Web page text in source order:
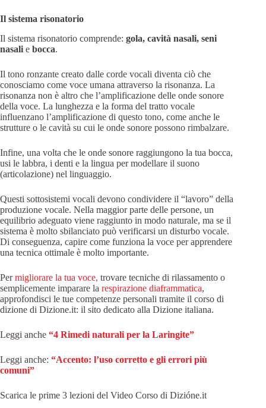
Il sistema risonatorio
Il sistema risonatorio comprende: gola, cavità nasali, seni
nasali e bocca.
Il tono ronzante creato dalle corde vocali diventa ciò che
conosciamo come voce umana attraverso la risonanza. La
risonanza non è altro che l’amplificazione delle onde sonore
della voce. La lunghezza e la forma del tratto vocale
influenzano l’amplificazione di questo tono, come anche le
strutture o le cavità su cui le onde sonore possono rimbalzare.
Infine, una volta che le onde sonore raggiungono la tua bocca,
usi le labbra, i denti e la lingua per modellare il suono
(articolazione) nel linguaggio.
Questi sottosistemi vocali devono condividere il “lavoro” della
produzione vocale. Nella maggior parte delle persone, un
equilibrio adeguato viene raggiunto in modo naturale, ma se il
sistema è molto sbilanciato può verificarsi un disturbo vocale.
Di conseguenza, capire come funziona la voce per apprendere
una tecnica ottimale è molto importante.
Permigliorare la tua voce, trovare tecniche di rilassamento o
semplicemente imparare la respirazione diaframmatica,
approfondisci le tue competenze personali tramite il corso di
dizione di Dizione.it: il sito dedicato alla Dizione italiana.
Leggi anche “4 Rimedi naturali per la Laringite”
Leggi anche: “Accento: l’uso corretto e gli errori più
comuni”
Scarica le prime 3 lezioni del Video Corso di Dizióne.it